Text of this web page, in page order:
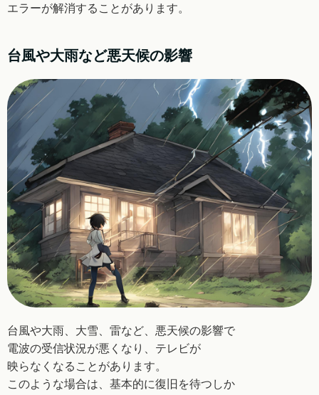
エラーが解消することがあります。
台風や大雨など悪天候の影響
台風や大雨、大雪、雷など、悪天候の影響で
電波の受信状況が悪くなり、テレビが
映らなくなることがあります。
このような場合は、基本的に復旧を待つしか